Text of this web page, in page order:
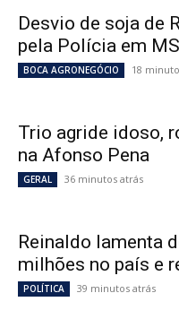
Desvio de soja de
pela Polícia em MS
BOCA AGRONEGÓCIO 18
Trio agride idoso,
na Afonso Pena
GERAL 36 minutos atrás
Reinaldo lamenta
milhões no país e
POLÍTICA 39 minutos atrás